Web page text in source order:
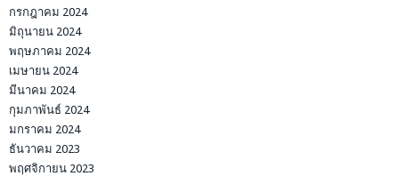
กรกฎาคม 2024
มิถุนายน 2024
พฤษภาคม 2024
เมษายน 2024
มีนาคม 2024
กุมภาพันธ์ 2024
มกราคม 2024
ธันวาคม 2023
พฤศจิกายน 2023